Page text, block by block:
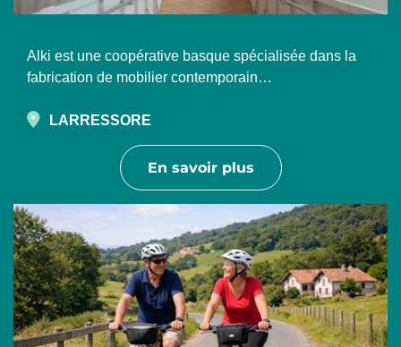
Alki est une coopérative basque spécialisée dans la
fabrication de mobilier contemporain…
LARRESSORE
En savoir plus